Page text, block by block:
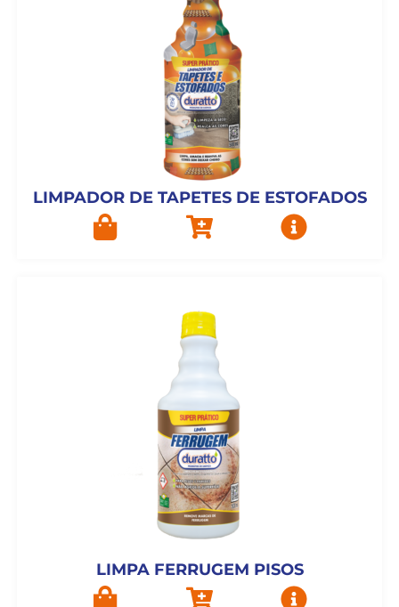
LIMPADOR DE TAPETES DE ESTOFADOS
LIMPA FERRUGEM PISOS